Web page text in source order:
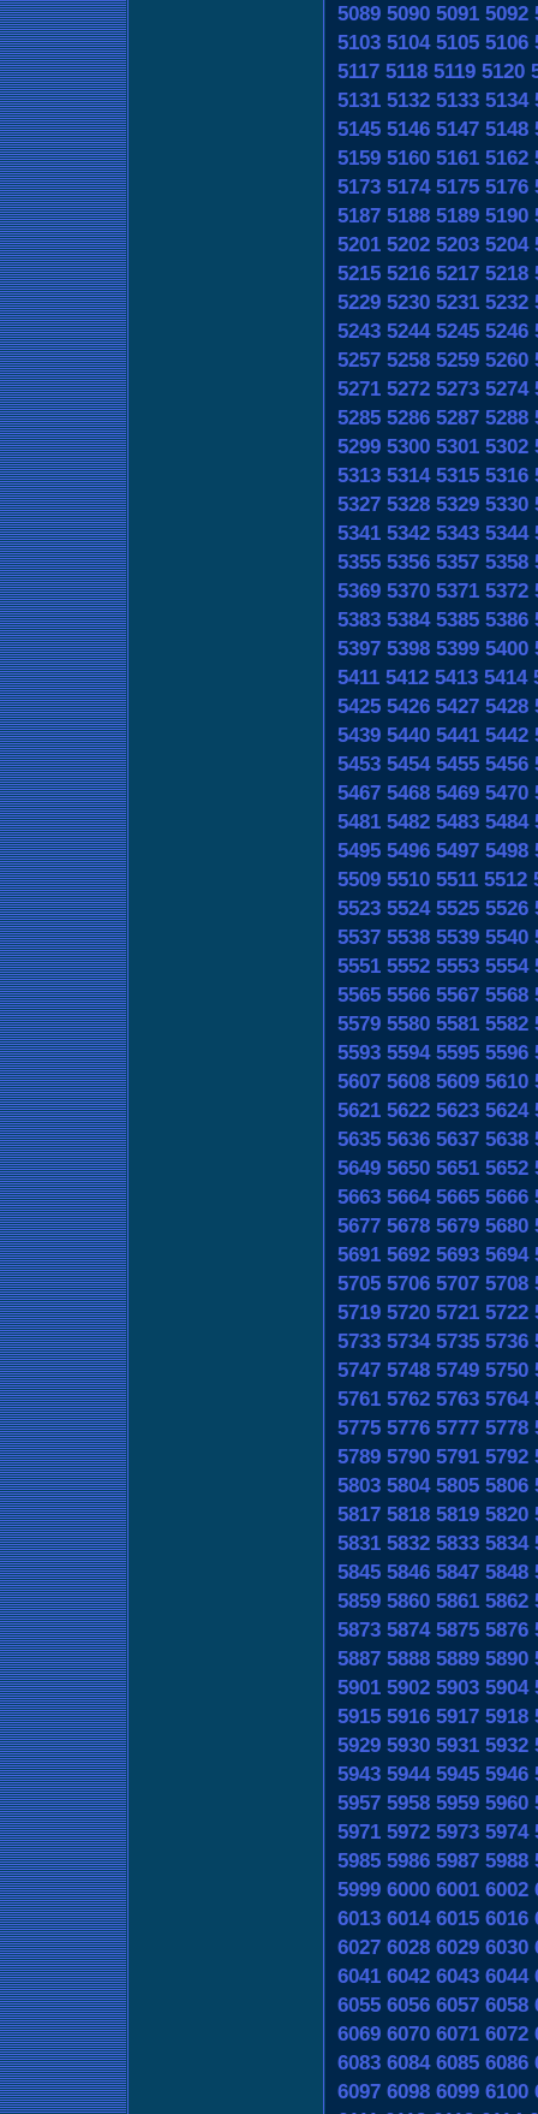
5089 5090 5091 5092
5103 5104 5105 5106
5117 5118 5119 5120
5131 5132 5133 5134
5145 5146 5147 5148
5159 5160 5161 5162
5173 5174 5175 5176
5187 5188 5189 5190
5201 5202 5203 5204
5215 5216 5217 5218
5229 5230 5231 5232
5243 5244 5245 5246
5257 5258 5259 5260
5271 5272 5273 5274
5285 5286 5287 5288
5299 5300 5301 5302
5313 5314 5315 5316
5327 5328 5329 5330
5341 5342 5343 5344
5355 5356 5357 5358
5369 5370 5371 5372
5383 5384 5385 5386
5397 5398 5399 5400
5411 5412 5413 5414
5425 5426 5427 5428
5439 5440 5441 5442
5453 5454 5455 5456
5467 5468 5469 5470
5481 5482 5483 5484
5495 5496 5497 5498
5509 5510 5511 5512
5523 5524 5525 5526
5537 5538 5539 5540
5551 5552 5553 5554
5565 5566 5567 5568
5579 5580 5581 5582
5593 5594 5595 5596
5607 5608 5609 5610
5621 5622 5623 5624
5635 5636 5637 5638
5649 5650 5651 5652
5663 5664 5665 5666
5677 5678 5679 5680
5691 5692 5693 5694
5705 5706 5707 5708
5719 5720 5721 5722
5733 5734 5735 5736
5747 5748 5749 5750
5761 5762 5763 5764
5775 5776 5777 5778
5789 5790 5791 5792
5803 5804 5805 5806
5817 5818 5819 5820
5831 5832 5833 5834
5845 5846 5847 5848
5859 5860 5861 5862
5873 5874 5875 5876
5887 5888 5889 5890
5901 5902 5903 5904
5915 5916 5917 5918
5929 5930 5931 5932
5943 5944 5945 5946
5957 5958 5959 5960
5971 5972 5973 5974
5985 5986 5987 5988
5999 6000 6001 6002
6013 6014 6015 6016
6027 6028 6029 6030
6041 6042 6043 6044
6055 6056 6057 6058
6069 6070 6071 6072
6083 6084 6085 6086
6097 6098 6099 6100